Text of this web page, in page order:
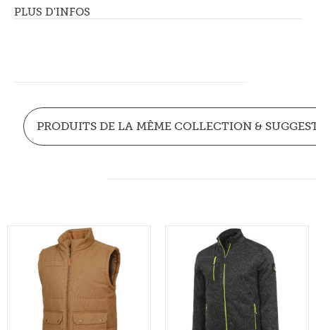
PLUS D'INFOS
PRODUITS DE LA MÊME COLLECTION &